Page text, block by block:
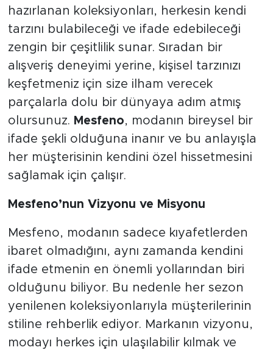
hazırlanan koleksiyonları, herkesin kendi
tarzını bulabileceği ve ifade edebileceği
zengin bir çeşitlilik sunar. Sıradan bir
alışveriş deneyimi yerine, kişisel tarzınızı
keşfetmeniz için size ilham verecek
parçalarla dolu bir dünyaya adım atmış
olursunuz. Mesfeno, modanın bireysel bir
ifade şekli olduğuna inanır ve bu anlayışla
her müşterisinin kendini özel hissetmesini
sağlamak için çalışır.
Mesfeno’nun Vizyonu ve Misyonu
Mesfeno, modanın sadece kıyafetlerden
ibaret olmadığını, aynı zamanda kendini
ifade etmenin en önemli yollarından biri
olduğunu biliyor. Bu nedenle her sezon
yenilenen koleksiyonlarıyla müşterilerinin
stiline rehberlik ediyor. Markanın vizyonu,
modayı herkes için ulaşılabilir kılmak ve